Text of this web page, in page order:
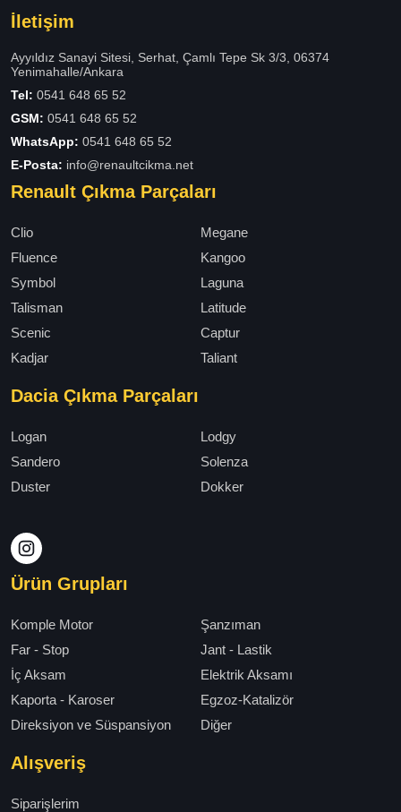
İletişim
Ayyıldız Sanayi Sitesi, Serhat, Çamlı Tepe Sk 3/3, 06374
Yenimahalle/Ankara
Tel: 0541 648 65 52
GSM: 0541 648 65 52
WhatsApp: 0541 648 65 52
E-Posta: info@renaultcikma.net
Renault Çıkma Parçaları
Clio
Megane
Fluence
Kangoo
Symbol
Laguna
Talisman
Latitude
Scenic
Captur
Kadjar
Taliant
Dacia Çıkma Parçaları
Logan
Lodgy
Sandero
Solenza
Duster
Dokker
Ürün Grupları
Komple Motor
Şanzıman
Far - Stop
Jant - Lastik
İç Aksam
Elektrik Aksamı
Kaporta - Karoser
Egzoz-Katalizör
Direksiyon ve Süspansiyon
Diğer
Alışveriş
Siparişlerim